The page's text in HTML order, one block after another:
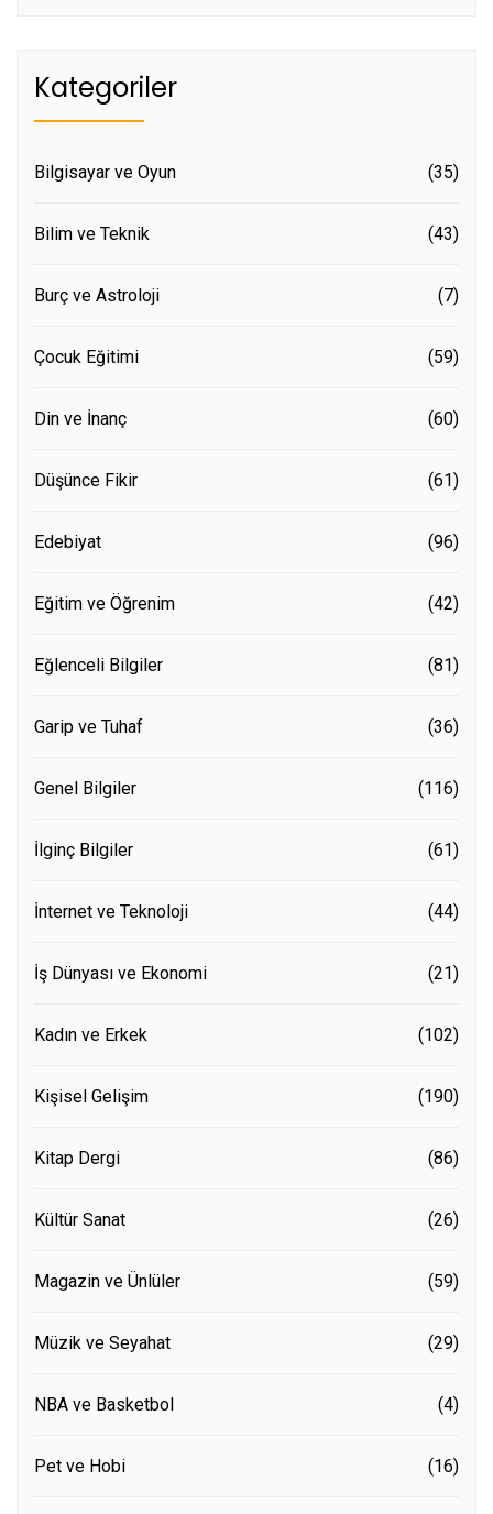
Kategoriler
Bilgisayar ve Oyun (35)
Bilim ve Teknik (43)
Burç ve Astroloji (7)
Çocuk Eğitimi (59)
Din ve İnanç (60)
Düşünce Fikir (61)
Edebiyat (96)
Eğitim ve Öğrenim (42)
Eğlenceli Bilgiler (81)
Garip ve Tuhaf (36)
Genel Bilgiler (116)
İlginç Bilgiler (61)
İnternet ve Teknoloji (44)
İş Dünyası ve Ekonomi (21)
Kadın ve Erkek (102)
Kişisel Gelişim (190)
Kitap Dergi (86)
Kültür Sanat (26)
Magazin ve Ünlüler (59)
Müzik ve Seyahat (29)
NBA ve Basketbol (4)
Pet ve Hobi (16)